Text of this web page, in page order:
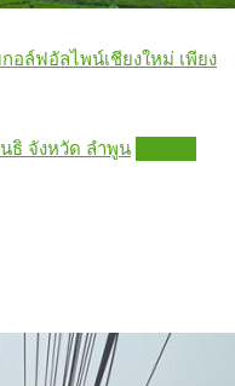
อล์ฟอัลไพน์เชียงใหม่ เพียง
ธิ จังหวัด ลำพูน